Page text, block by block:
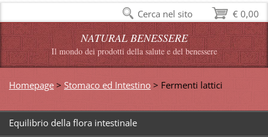
NATURAL BENESSERE
Il mondo dei prodotti della salute e del benessere
Homepage > Stomaco ed Intestino > Fermenti lattici
Equilibrio della flora intestinale
€ 0,00
Cerca nel sito